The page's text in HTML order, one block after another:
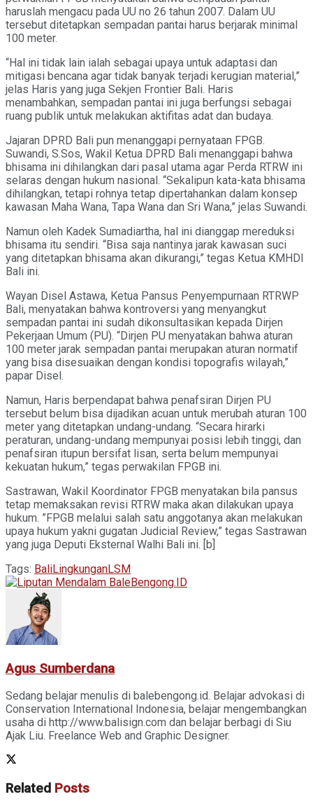
haruslah mengacu pada UU no 26 tahun 2007. Dalam UU
tersebut ditetapkan sempadan pantai harus berjarak minimal
100 meter.
“Hal ini tidak lain ialah sebagai upaya untuk adaptasi dan
mitigasi bencana agar tidak banyak terjadi kerugian material,”
jelas Haris yang juga Sekjen Frontier Bali. Haris
menambahkan, sempadan pantai ini juga berfungsi sebagai
ruang publik untuk melakukan aktifitas adat dan budaya.
Jajaran DPRD Bali pun menanggapi pernyataan FPGB.
Suwandi, S.Sos, Wakil Ketua DPRD Bali menanggapi bahwa
bhisama ini dihilangkan dari pasal utama agar Perda RTRW ini
selaras dengan hukum nasional. “Sekalipun kata-kata bhisama
dihilangkan, tetapi rohnya tetap dipertahankan dalam konsep
kawasan Maha Wana, Tapa Wana dan Sri Wana,” jelas Suwandi.
Namun oleh Kadek Sumadiartha, hal ini dianggap mereduksi
bhisama itu sendiri. “Bisa saja nantinya jarak kawasan suci
yang ditetapkan bhisama akan dikurangi,” tegas Ketua KMHDI
Bali ini.
Wayan Disel Astawa, Ketua Pansus Penyempurnaan RTRWP
Bali, menyatakan bahwa kontroversi yang menyangkut
sempadan pantai ini sudah dikonsultasikan kepada Dirjen
Pekerjaan Umum (PU). “Dirjen PU menyatakan bahwa aturan
100 meter jarak sempadan pantai merupakan aturan normatif
yang bisa disesuaikan dengan kondisi topografis wilayah,”
papar Disel.
Namun, Haris berpendapat bahwa penafsiran Dirjen PU
tersebut belum bisa dijadikan acuan untuk merubah aturan 100
meter yang ditetapkan undang-undang. “Secara hirarki
peraturan, undang-undang mempunyai posisi lebih tinggi, dan
penafsiran itupun bersifat lisan, serta belum mempunyai
kekuatan hukum,” tegas perwakilan FPGB ini.
Sastrawan, Wakil Koordinator FPGB menyatakan bila pansus
tetap memaksakan revisi RTRW maka akan dilakukan upaya
hukum. ”FPGB melalui salah satu anggotanya akan melakukan
upaya hukum yakni gugatan Judicial Review,” tegas Sastrawan
yang juga Deputi Eksternal Walhi Bali ini. [b]
Tags: BaliLingkunganLSM
Agus Sumberdana
Sedang belajar menulis di balebengong.id. Belajar advokasi di
Conservation International Indonesia, belajar mengembangkan
usaha di http://www.balisign.com dan belajar berbagi di Siu
Ajak Liu. Freelance Web and Graphic Designer.
Related Posts